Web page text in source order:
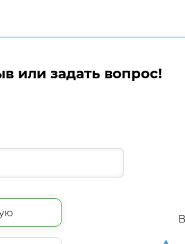
или задать вопрос!